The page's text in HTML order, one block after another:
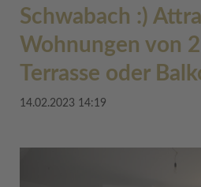
Schwabach :)
Wohnungen von
Terrasse oder
14.02.2023 14:19